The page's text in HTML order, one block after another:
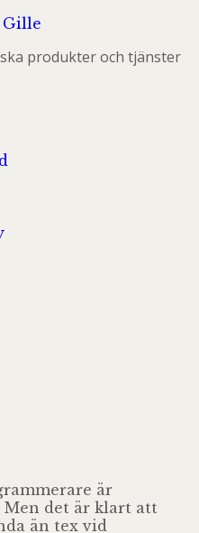
Gille
produkter och tjänster
är
Men det är klart att
än tex vid